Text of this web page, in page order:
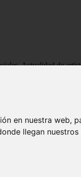
en nuestra web,
llegan nuestros
Actualidad de